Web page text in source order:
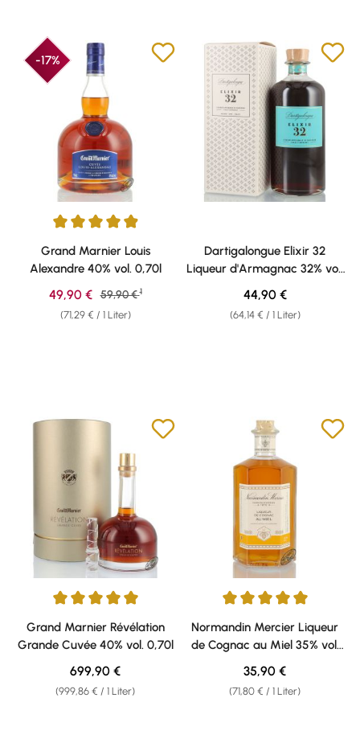
-17%
Durchschnittliche Bewertung von 4.92 von 5 Sternen
Grand Marnier Louis
Alexandre 40% vol. 0,70l
(71,29 € / 1 Liter)
Verkaufspreis:
49,90 € Regulärer Preis:
59,90 € 1
Dartigalongue Elixir 32
Liqueur d'Armagnac 32% vol.
0,70l
(64,14 € / 1 Liter)
Regulärer Preis:
44,90 €
Durchschnittliche Bewertung von 5 von 5 Sternen
Grand Marnier Révélation
Grande Cuvée 40% vol. 0,70l
(999,86 € / 1 Liter)
Regulärer Preis:
699,90 €
Durchschnittliche Bewertung
Normandin Mercier Liqueur
de Cognac au Miel 35% vol.
0,50l
(71,80 € / 1 Liter)
Regulärer Preis:
35,90 €